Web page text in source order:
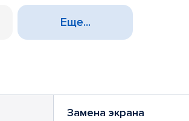
Еще...
Замена экрана